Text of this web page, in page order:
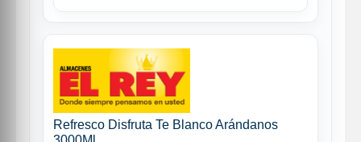
Refresco Disfruta Te Blanco Arándanos